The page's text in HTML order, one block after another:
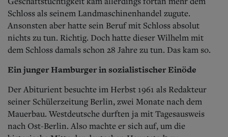
Schloss als seinem Landmaschinenhandel zugute.
Ansonsten aber hatte sein Beruf mit Schloss absolut
nichts zu tun. Richtig. Doch hatte dieser Wilhelm mit
dem Schloss damals schon 28 Jahre zu tun. Das kam so.
Ein junger Hamburger in sozialistischer Einöde
Der Abiturient besuchte im Herbst 1961 als Redakteur
seiner Schülerzeitung Berlin, zwei Monate nach dem
Mauerbau. Westdeutsche durften ja mit Tagesausweis
nach Ost-Berlin. Also machte er sich auf, um die